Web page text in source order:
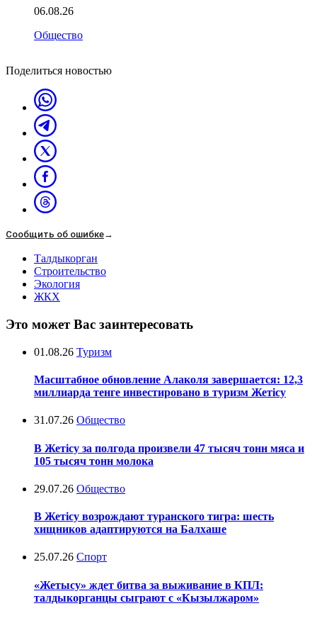
06.08.26
Общество
Поделиться новостью
Сообщить об ошибке→
Талдыкорган
Строительство
Экология
ЖКХ
Это может Вас заинтересовать
01.08.26 Туризм
Масштабное обновление Алаколя завершается: 12,3
миллиарда тенге инвестировано в туризм Жетісу
31.07.26 Общество
В Жетісу за полгода произвели 47 тысяч тонн мяса и
105 тысяч тонн молока
29.07.26 Общество
В Жетісу возрождают туранского тигра: шесть
хищников адаптируются на Балхаше
25.07.26 Спорт
«Жетысу» ждет битва за выживание в КПЛ:
талдыкорганцы сыграют с «Кызылжаром»